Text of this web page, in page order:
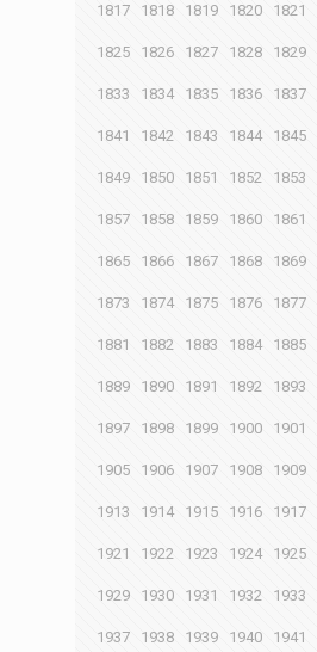
1817 1818 1819 1820 1821
1825 1826 1827 1828 1829
1833 1834 1835 1836 1837
1841 1842 1843 1844 1845
1849 1850 1851 1852 1853
1857 1858 1859 1860 1861
1865 1866 1867 1868 1869
1873 1874 1875 1876 1877
1881 1882 1883 1884 1885
1889 1890 1891 1892 1893
1897 1898 1899 1900 1901
1905 1906 1907 1908 1909
1913 1914 1915 1916 1917
1921 1922 1923 1924 1925
1929 1930 1931 1932 1933
1937 1938 1939 1940 1941